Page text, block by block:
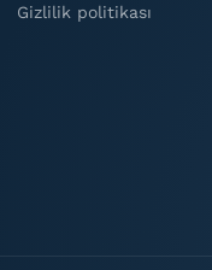
Gizlilik politikası